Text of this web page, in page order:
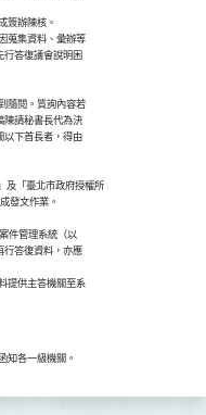
簽辦陳核。
因蒐集資料、彙辦等
行答復議會說明困
到隨閱。質詢內容若
陳請秘書長代為決
以下首長者，得由
及「臺北市政府授權所
發文作業。
案件管理系統（以
行答復資料，亦應
料提供主答機關至系